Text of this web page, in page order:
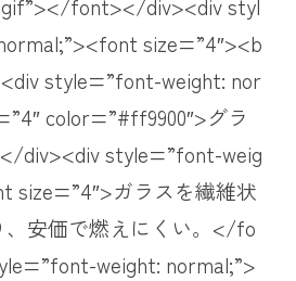
font></div><div styl
size=”4″><b
style=”font-weight: nor
color=”#ff9900″>グラ
div><div style=”font-weig
size=”4″>ガラスを繊維状
、安価で燃えにくい。</fo
weight: normal;”>